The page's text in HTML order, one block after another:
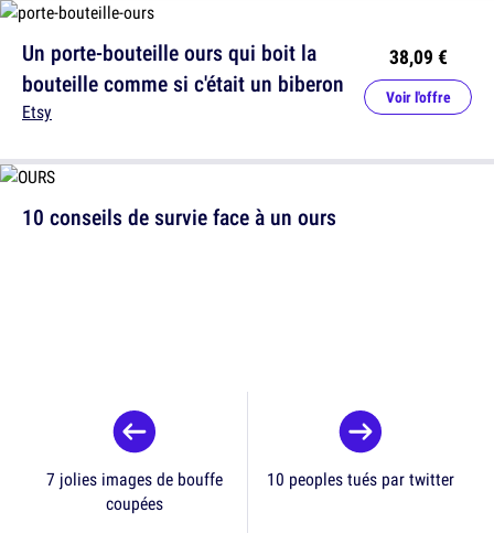
10 conseils de survie face à un ours
Un porte-bouteille ours qui boit la
bouteille comme si c'était un biberon
Etsy
38,09 €
Voir l'offre
7 jolies images de bouffe
coupées
10 peoples tués par twitter